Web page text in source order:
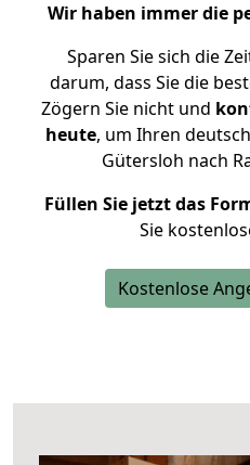
Wir haben immer die
Sparen Sie sich die
darum, dass Sie die
Zögern Sie nicht und
heute, um Ihren
Gütersloh nach
Füllen Sie jetzt das
Sie
Kostenlose